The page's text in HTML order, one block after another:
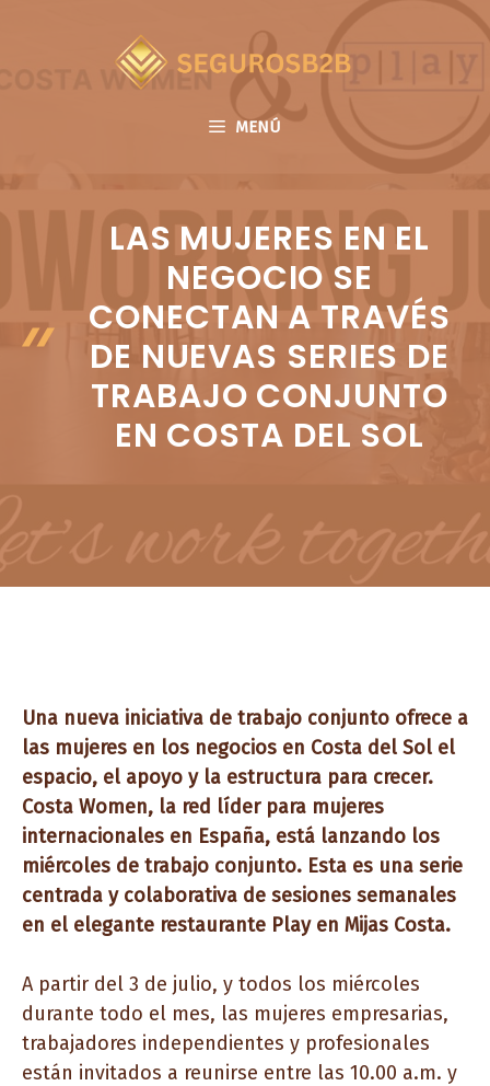
MENÚ
LAS MUJERES EN EL
NEGOCIO SE
CONECTAN A TRAVÉS
DE NUEVAS SERIES DE
TRABAJO CONJUNTO
EN COSTA DEL SOL
Una nueva iniciativa de trabajo conjunto ofrece a
las mujeres en los negocios en Costa del Sol el
espacio, el apoyo y la estructura para crecer.
Costa Women, la red líder para mujeres
internacionales en España, está lanzando los
miércoles de trabajo conjunto. Esta es una serie
centrada y colaborativa de sesiones semanales
en el elegante restaurante Play en Mijas Costa.
A partir del 3 de julio, y todos los miércoles
durante todo el mes, las mujeres empresarias,
trabajadores independientes y profesionales
están invitados a reunirse entre las 10.00 a.m. y